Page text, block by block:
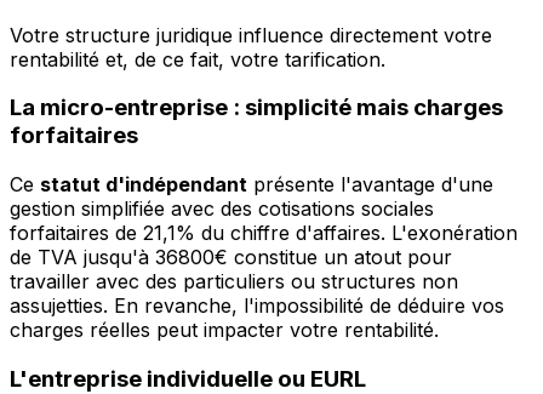
Votre structure juridique influence directement votre
rentabilité et, de ce fait, votre tarification.
La micro-entreprise : simplicité mais charges
forfaitaires
Ce statut d'indépendant présente l'avantage d'une
gestion simplifiée avec des cotisations sociales
forfaitaires de 21,1% du chiffre d'affaires. L'exonération
de TVA jusqu'à 36800€ constitue un atout pour
travailler avec des particuliers ou structures non
assujetties. En revanche, l'impossibilité de déduire vos
charges réelles peut impacter votre rentabilité.
L'entreprise individuelle ou EURL